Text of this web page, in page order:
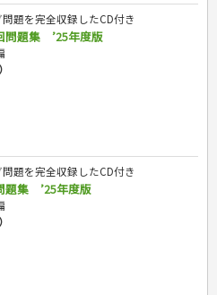
題を完全収録したCD付き
問題集 ’25年度版
題を完全収録したCD付き
題集 ’25年度版